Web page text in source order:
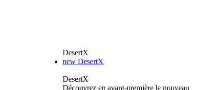
DesertX
new DesertX
DesertX
Découvrez en avant-première le nouveau